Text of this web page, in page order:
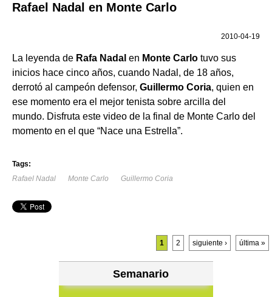
Rafael Nadal en Monte Carlo
2010-04-19
La leyenda de Rafa Nadal en Monte Carlo tuvo sus
inicios hace cinco años, cuando Nadal, de 18 años,
derrotó al campeón defensor, Guillermo Coria, quien en
ese momento era el mejor tenista sobre arcilla del
mundo. Disfruta este video de la final de Monte Carlo del
momento en el que “Nace una Estrella”.
Tags:
Rafael Nadal
Monte Carlo Guillermo Coria
1 2 siguiente › última »
Semanario